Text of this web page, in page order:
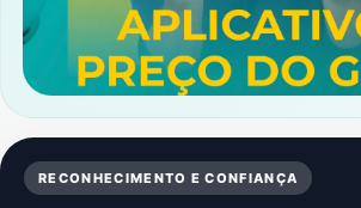
RECONHECIMENTO E CONFIANÇA